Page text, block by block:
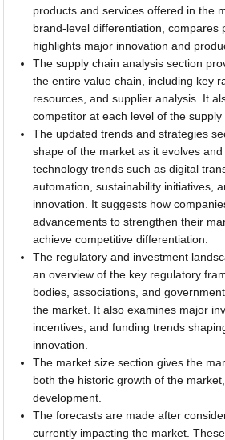
products and services offered in the
brand-level differentiation, compares
highlights major innovation and
The supply chain analysis section
the entire value chain, including key
resources, and supplier analysis. It
competitor at each level of the supply
The updated trends and strategies
shape of the market as it evolves
technology trends such as digital
automation, sustainability initiatives,
innovation. It suggests how
advancements to strengthen their
achieve competitive differentiation.
The regulatory and investment
an overview of the key regulatory
bodies, associations, and
the market. It also examines major
incentives, and funding trends
innovation.
The market size section gives the
both the historic growth of the
development.
The forecasts are made after
currently impacting the market.